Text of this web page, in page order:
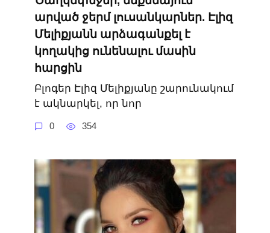
արված ջերմ լուսանկարներ. Էլիզ
Մելիքյանն արձագանքել է
կողակից ունենալու մասին
հարցին
Բլոգեր Էլիզ Մելիքյանը շարունակում
է ակնարկել, որ նոր
0 354